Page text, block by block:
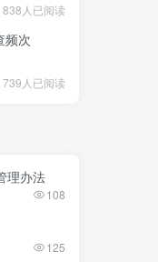
838人已阅读
频次
739人已阅读
理办法
108
125
838人已阅读
频次
739人已阅读
理办法
108
125